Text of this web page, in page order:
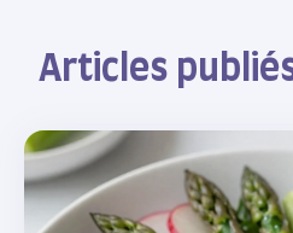
Articles